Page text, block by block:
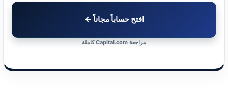
افتح حساباً مجاناً ←
مراجعة Capital.com كاملة